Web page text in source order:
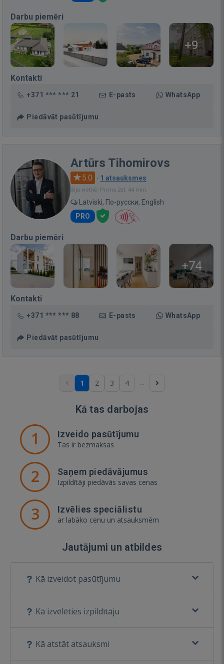
Darbu piemēri
+9
Kontakti
+371 *** *** 21 E-pasts WhatsApp
Piedāvāt pasūtījumu
Artūrs Tihomirovs
5.0 · 1 atsauksmes
Bija vietnē: Pirms 2st. 44 min.
Latviski, По-русски, English
PRO
Darbu piemēri
+74
Kontakti
+371 *** *** 88 E-pasts WhatsApp
Piedāvāt pasūtījumu
1 2 3 4 ...
Kā tas darbojas
1 Izveido pasūtījumu
Tas ir bezmaksas
2 Saņem piedāvājumus
Izpildītāji piedāvās savas cenas
3 Izvēlies speciālistu
ar labāko cenu un atsauksmēm
Jautājumi un atbildes
Kā izveidot pasūtījumu
Kā izvēlēties izpildītāju
Kā atstāt atsauksmi